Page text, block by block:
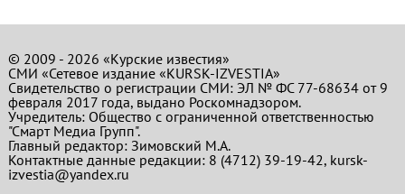
© 2009 - 2026 «Курские известия»
СМИ «Сетевое издание «KURSK-IZVESTIA»
Свидетельство о регистрации СМИ: ЭЛ № ФС 77-68634 от 9
февраля 2017 года, выдано Роскомнадзором.
Учредитель: Общество с ограниченной ответственностью
"Смарт Медиа Групп".
Главный редактор:Зимовский М.А.
Контактные данные редакции: 8 (4712) 39-19-42, kursk-
izvestia@yandex.ru